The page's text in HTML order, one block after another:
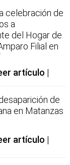
celebración de
a
del Hogar de
Filial en
artículo
de
en Matanzas
artículo